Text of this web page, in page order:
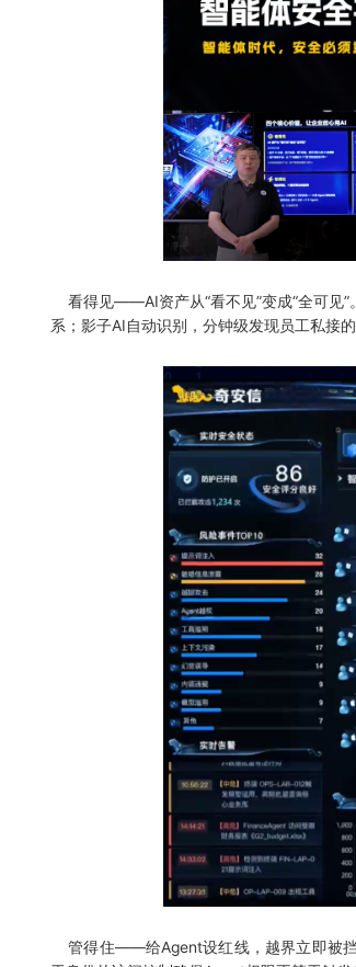
看得见——AI资产从“看不见”变成“全可见”
系；影子AI自动识别，分钟级发现员工私接
管得住——给Agent设红线，越界立即被挡